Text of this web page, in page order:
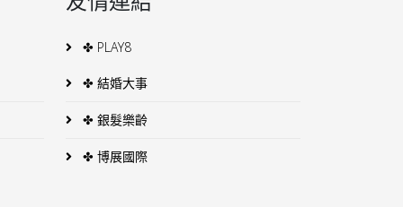
✤ PLAY8
✤ 結婚大事
✤ 銀髮樂齡
✤ 博展國際